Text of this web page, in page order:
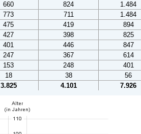
660 824
1.484
773 711
1.484
475 419
894
427 398
825
401 446
847
247 367
614
153 248
401
18 38
56
3.825 4.101 7.926